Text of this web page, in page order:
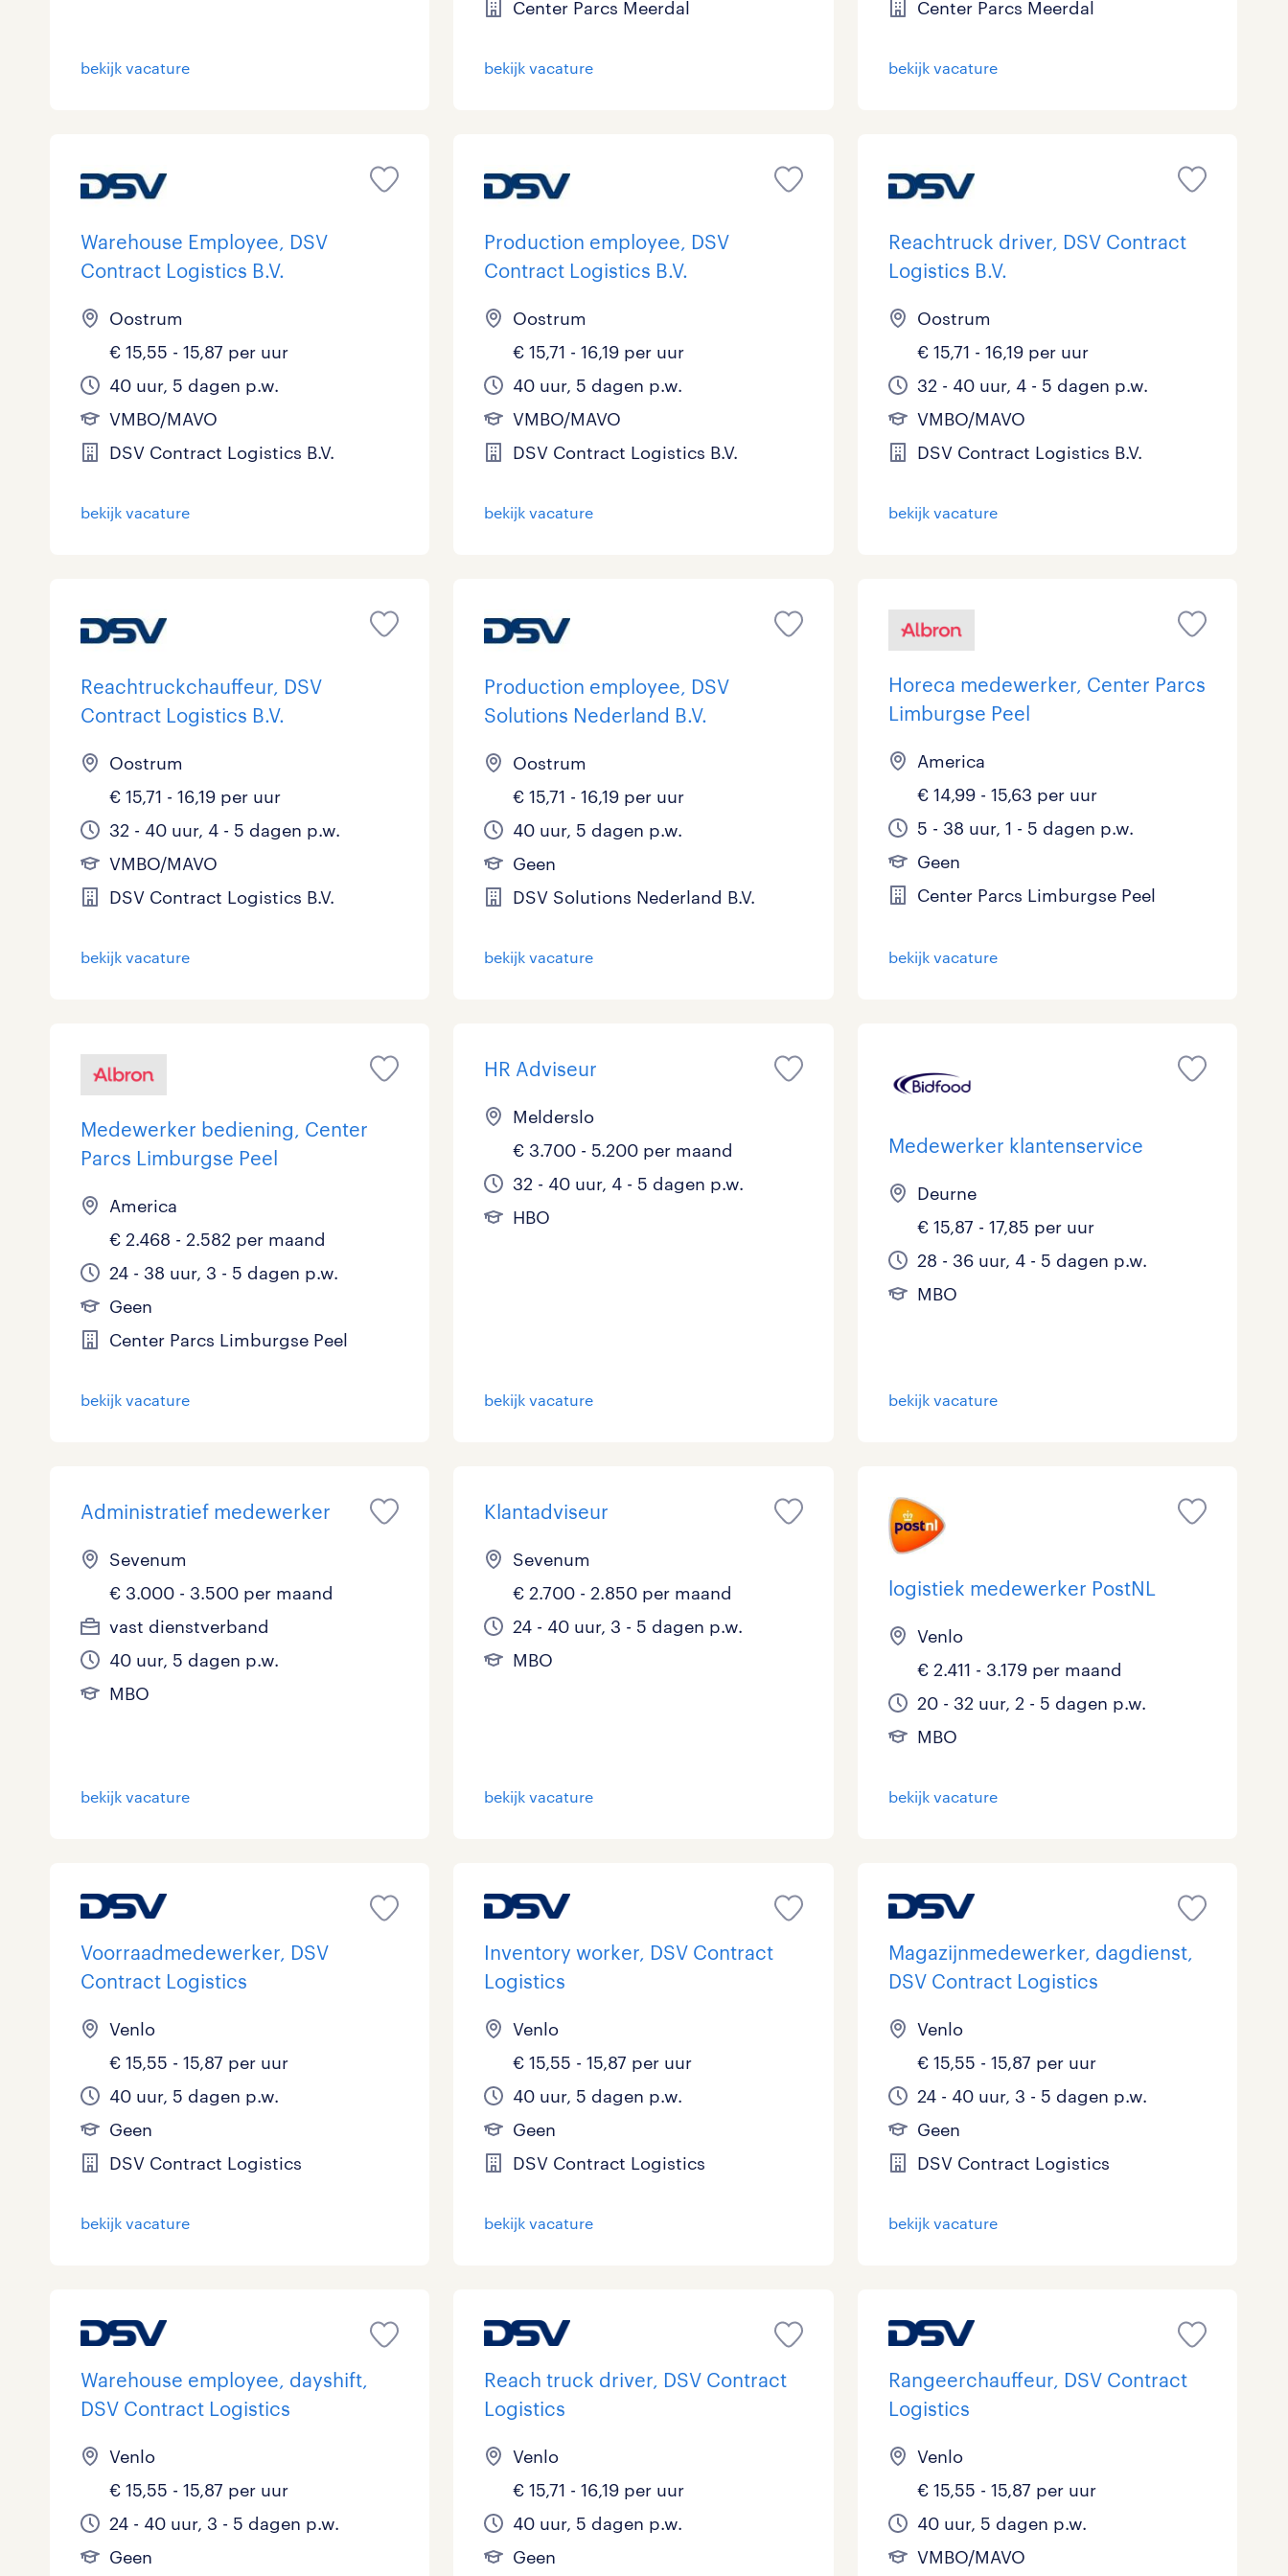
Medisch Onderwijs 0 Overheid 0
toon 50 resultaten
bekijk vacature
Center Parcs Meerdal
bekijk vacature
Center Parcs Meerdal
bekijk vacature
Warehouse Employee, DSV
Contract Logistics B.V.
Oostrum
€ 15,55 - 15,87 per uur
40 uur, 5 dagen p.w.
VMBO/MAVO
DSV Contract Logistics B.V.
bekijk vacature
Production employee, DSV
Contract Logistics B.V.
Oostrum
€ 15,71 - 16,19 per uur
40 uur, 5 dagen p.w.
VMBO/MAVO
DSV Contract Logistics B.V.
bekijk vacature
Reachtruck driver, DSV Contract
Logistics B.V.
Oostrum
€ 15,71 - 16,19 per uur
32 - 40 uur, 4 - 5 dagen p.w.
VMBO/MAVO
DSV Contract Logistics B.V.
bekijk vacature
Reachtruckchauffeur, DSV
Contract Logistics B.V.
Oostrum
€ 15,71 - 16,19 per uur
32 - 40 uur, 4 - 5 dagen p.w.
VMBO/MAVO
DSV Contract Logistics B.V.
bekijk vacature
Production employee, DSV
Solutions Nederland B.V.
Oostrum
€ 15,71 - 16,19 per uur
40 uur, 5 dagen p.w.
Geen
DSV Solutions Nederland B.V.
bekijk vacature
Horeca medewerker, Center Parcs
Limburgse Peel
America
€ 14,99 - 15,63 per uur
5 - 38 uur, 1 - 5 dagen p.w.
Geen
Center Parcs Limburgse Peel
bekijk vacature
Medewerker bediening, Center
Parcs Limburgse Peel
America
€ 2.468 - 2.582 per maand
24 - 38 uur, 3 - 5 dagen p.w.
Geen
Center Parcs Limburgse Peel
bekijk vacature
HR Adviseur
Melderslo
€ 3.700 - 5.200 per maand
32 - 40 uur, 4 - 5 dagen p.w.
HBO
bekijk vacature
Medewerker klantenservice
Deurne
€ 15,87 - 17,85 per uur
28 - 36 uur, 4 - 5 dagen p.w.
MBO
bekijk vacature
Administratief medewerker
Sevenum
€ 3.000 - 3.500 per maand
vast dienstverband
40 uur, 5 dagen p.w.
MBO
bekijk vacature
Klantadviseur
Sevenum
€ 2.700 - 2.850 per maand
24 - 40 uur, 3 - 5 dagen p.w.
MBO
bekijk vacature
logistiek medewerker PostNL
Venlo
€ 2.411 - 3.179 per maand
20 - 32 uur, 2 - 5 dagen p.w.
MBO
bekijk vacature
Voorraadmedewerker, DSV
Contract Logistics
Venlo
€ 15,55 - 15,87 per uur
40 uur, 5 dagen p.w.
Geen
DSV Contract Logistics
bekijk vacature
Inventory worker, DSV Contract
Logistics
Venlo
€ 15,55 - 15,87 per uur
40 uur, 5 dagen p.w.
Geen
DSV Contract Logistics
bekijk vacature
Magazijnmedewerker, dagdienst,
DSV Contract Logistics
Venlo
€ 15,55 - 15,87 per uur
24 - 40 uur, 3 - 5 dagen p.w.
Geen
DSV Contract Logistics
bekijk vacature
Warehouse employee, dayshift,
DSV Contract Logistics
Venlo
€ 15,55 - 15,87 per uur
24 - 40 uur, 3 - 5 dagen p.w.
Geen
Reach truck driver, DSV Contract
Logistics
Venlo
€ 15,71 - 16,19 per uur
40 uur, 5 dagen p.w.
Geen
Rangeerchauffeur, DSV Contract
Logistics
Venlo
€ 15,55 - 15,87 per uur
40 uur, 5 dagen p.w.
VMBO/MAVO